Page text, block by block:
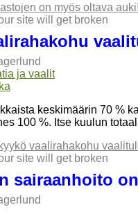
on myös oltava auki!
site will get broken
ja vaalit
keskimäärin 70 %
100 %. Itse kuulun
vaalirahakohu
site will get broken
sairaanhoito